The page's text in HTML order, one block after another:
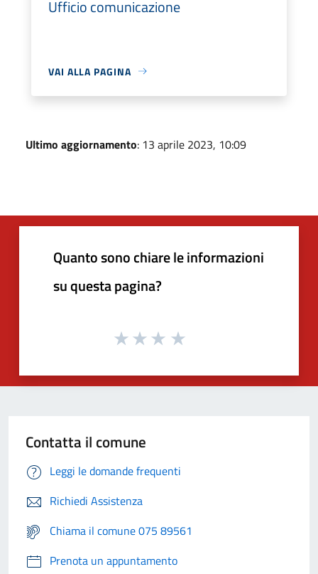
Ufficio comunicazione
VAI ALLA PAGINA
Ultimo aggiornamento: 13 aprile 2023, 10:09
Quanto sono chiare le informazioni
su questa pagina?
Contatta il comune
Leggi le domande frequenti
Richiedi Assistenza
Chiama il comune 075 89561
Prenota un appuntamento